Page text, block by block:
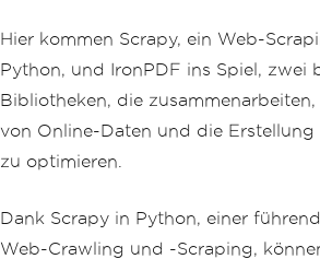
Hier kommen Scrapy, ein Web-
Python, und IronPDF ins Spiel, zwei
Bibliotheken, die
von Online-Daten und die Erstellung
zu optimieren.
Dank Scrapy in Python, einer
Web-Crawling und -Scraping,